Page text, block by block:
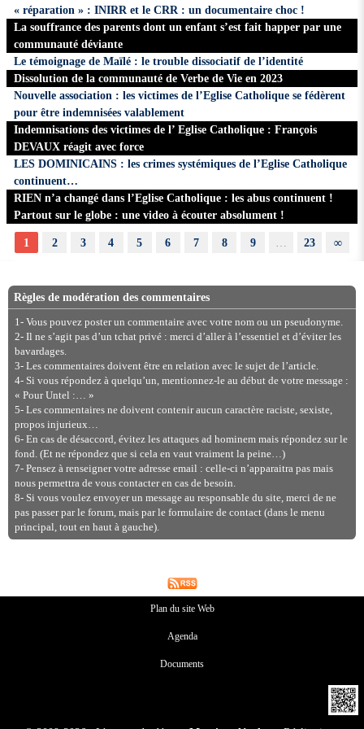
« réparation » : INIRR et le CRR : un documentaire choc !
La souffrance des parents dont un enfant s’est fait happer par une
communauté déviante
Le témoignage de Maïlé : le trouble dissociatif de l’identité
Dissolution de la communauté de Verbe de Vie en 2023
Nouvelle association : les victimes de l’Eglise Catholique se fédèrent
pour être indemnisées valablement
Indemnisations des victimes de l’ Eglise Catholique : François
DEVAUX réagit avec force
LES DOMINICAINS : les crimes systémiques de l’Eglise Catholique
continuent…
RIEN n’a changé dans l’Eglise Catholique : les abus continuent !
Partout sur le globe : une video à écouter absolument !
1 2 3 4 5 6 7 8 9 23 ∞
Règles de modération des commentaires
1- Vous pouvez poster un commentaire avec votre nom ou un pseudonyme.
2- Il ne s’agit pas d’un tchat privé : merci d’aller à l’essentiel et d’éviter les
bavardages.
3- Les commentaires doivent être en relation avec le sujet de l’article.
4- Si vous répondez à quelqu’un, mentionnez-le au début de votre message :
« Pour Untel :… »
5- Les commentaires ne doivent contenir aucun caractère raciste, sexiste,
propos injurieux…
6- En cas de désaccord, évitez les attaques ad hominem mais répondez sur le
fond. (Et ne répondez que si cela en vaut vraiment la peine…)
7- Pensez à renseigner votre adresse email : celle-ci n’apparaitra pas mais
nous permettra de vous contacter en cas de besoin.
8- Si vous voulez envoyer un message au responsable du site, merci de ne
pas passer par le forum, mais par le formulaire de contact (dans le menu
principal, tout en haut à gauche).
Plan du site Web
Agenda
Documents